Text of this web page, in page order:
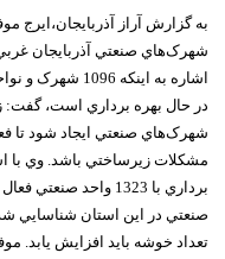
به گزارش آراز آذربايجان،ايرج
شهرک‌هاي صنعتي آذربايجان غربي
در حال بهره برداري است، گفت:
شهرک‌هاي صنعتي ايجاد شود تا
صنعتي در اين استان شناسايي
تعداد خوشه بايد افزايش يابد.